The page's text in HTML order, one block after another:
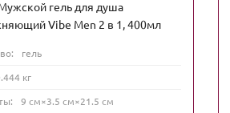
гель для душа
Vibe Men 2 в 1, 400мл
гель
кг
9 см×3.5 см×21.5 см